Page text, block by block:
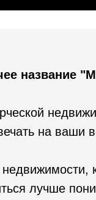
название
на ваши
лучше